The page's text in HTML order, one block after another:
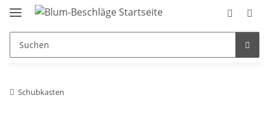
Schubkasten